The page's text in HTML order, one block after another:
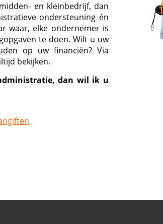
en kleinbedrijf, dan
ondersteuning én
waar, elke ondernemer is
te doen. Wilt u uw
op uw financiën? Via
bekijken.
dan wil ik u